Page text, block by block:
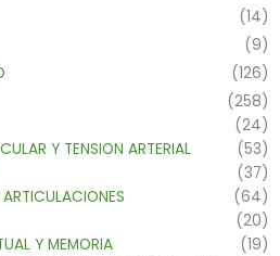
(14)
(9)
(126)
(258)
(24)
Y TENSION ARTERIAL
(53)
(37)
(64)
(20)
Y MEMORIA
(19)